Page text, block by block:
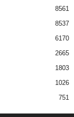
8561
8537
6170
2665
1803
1026
751